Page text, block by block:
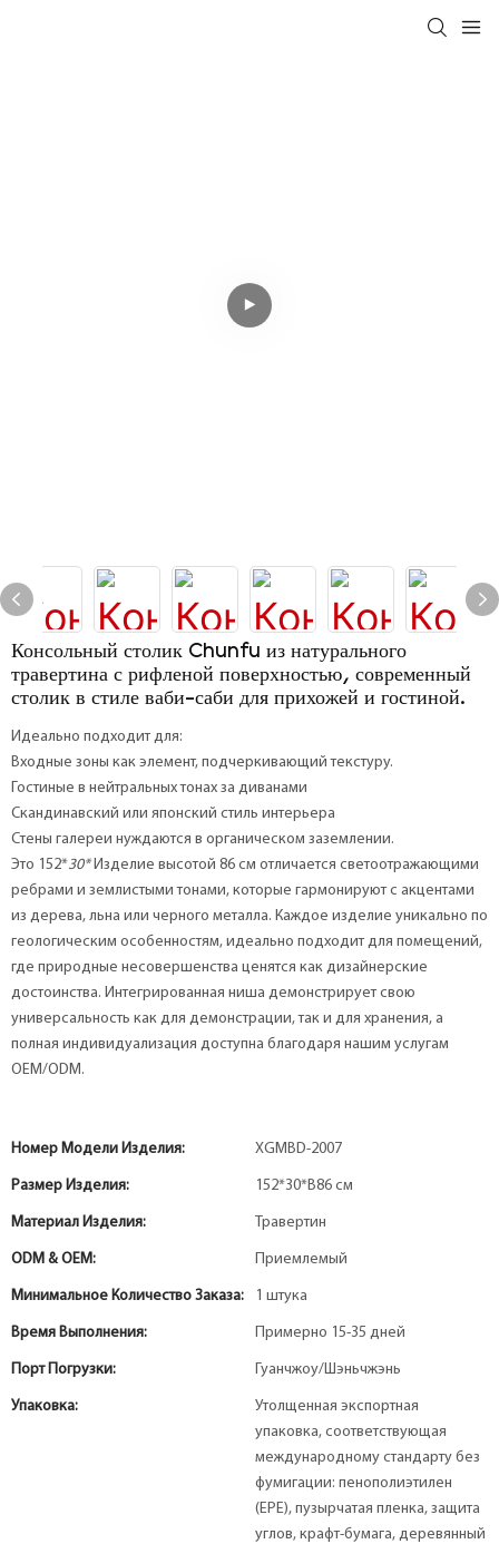
Консольный столик Chunfu из натурального
травертина с рифленой поверхностью, современный
столик в стиле ваби-саби для прихожей и гостиной.
Идеально подходит для:
Входные зоны как элемент, подчеркивающий текстуру.
Гостиные в нейтральных тонах за диванами
Скандинавский или японский стиль интерьера
Стены галереи нуждаются в органическом заземлении.
Это 152*30*Изделие высотой 86 см отличается светоотражающими
ребрами и землистыми тонами, которые гармонируют с акцентами
из дерева, льна или черного металла. Каждое изделие уникально по
геологическим особенностям, идеально подходит для помещений,
где природные несовершенства ценятся как дизайнерские
достоинства. Интегрированная ниша демонстрирует свою
универсальность как для демонстрации, так и для хранения, а
полная индивидуализация доступна благодаря нашим услугам
OEM/ODM.
Номер Модели Изделия: XGMBD-2007
Размер Изделия: 152*30*В86 см
Материал Изделия: Травертин
ODM & OEM: Приемлемый
Минимальное Количество Заказа: 1 штука
Время Выполнения: Примерно 15-35 дней
Порт Погрузки: Гуанчжоу/Шэньчжэнь
Упаковка:
Утолщенная экспортная
упаковка, соответствующая
международному стандарту без
фумигации: пенополиэтилен
(EPE), пузырчатая пленка, защита
углов, крафт-бумага, деревянный